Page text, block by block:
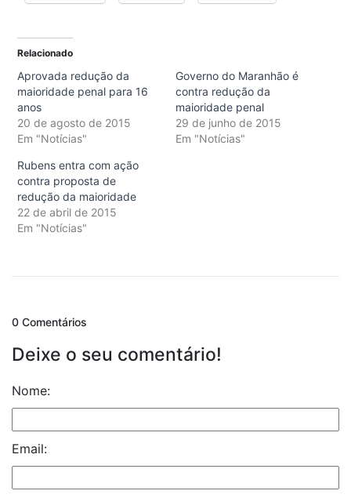
Relacionado
Aprovada redução da
maioridade penal para 16
anos
20 de agosto de 2015
Em "Notícias"
Governo do Maranhão é
contra redução da
maioridade penal
29 de junho de 2015
Em "Notícias"
Rubens entra com ação
contra proposta de
redução da maioridade
22 de abril de 2015
Em "Notícias"
0 Comentários
Deixe o seu comentário!
Nome:
Email: